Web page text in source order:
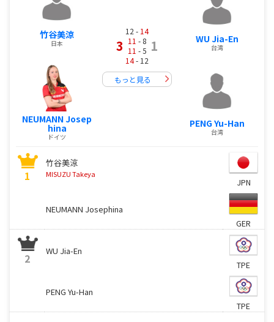
竹谷美涼
日本
NEUMANN Josep
hina
ドイツ
3
12 - 14
11 - 8
11 - 5
14- 12
1
もっと見る
WU Jia-En
台湾
PENG Yu-Han
台湾
1
竹谷美涼
MISUZU Takeya
JPN
NEUMANN Josephina
GER
2
WU Jia-En
TPE
PENG Yu-Han
TPE